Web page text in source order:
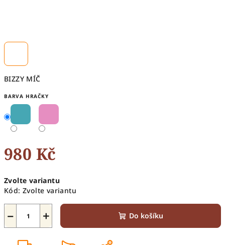
BIZZY MÍČ
BARVA HRAČKY
980 Kč
cena:
Zvolte variantu
Kód: Zvolte variantu
+
− Do košíku